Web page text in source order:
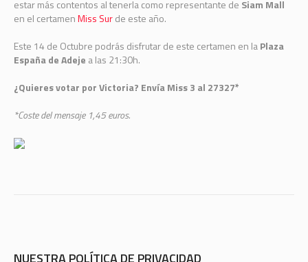
estar más contentos al tenerla como representante de Siam Mall
en el certamenMiss Surde este año.
Este 14 de Octubre podrás disfrutar de este certamen en laPlaza
España de Adeje a las 21:30h.
¿Quieres votar por Victoria? Envía Miss 3 al 27327*
*Coste del mensaje 1,45 euros.
NUESTRA POLÍTICA DE PRIVACIDAD